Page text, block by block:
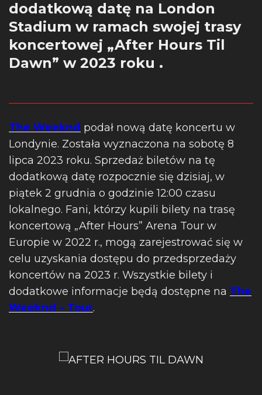
dodatkową datę na London
Stadium w ramach swojej trasy
koncertowej „After Hours Til
Dawn” w 2023 roku .
The Weeknd podał nową datę koncertu w
Londynie. Została wyznaczona na sobotę 8
lipca 2023 roku. Sprzedaż biletów na tę
dodatkową datę rozpocznie się dzisiaj, w
piątek 2 grudnia o godzinie 12:00 czasu
lokalnego. Fani, którzy kupili bilety na trasę
koncertową „After Hours” Arena Tour w
Europie w 2022 r., mogą zarejestrować się w
celu uzyskania dostępu do przedsprzedaży
koncertów na 2023 r. Wszystkie bilety i
dodatkowe informacje będą dostępne na The
Weeknd – Tour.